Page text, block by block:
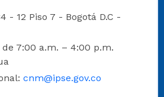
- 12 Piso 7 - Bogotá D.C -
7:00 a.m. – 4:00 p.m.
cnm@ipse.gov.co